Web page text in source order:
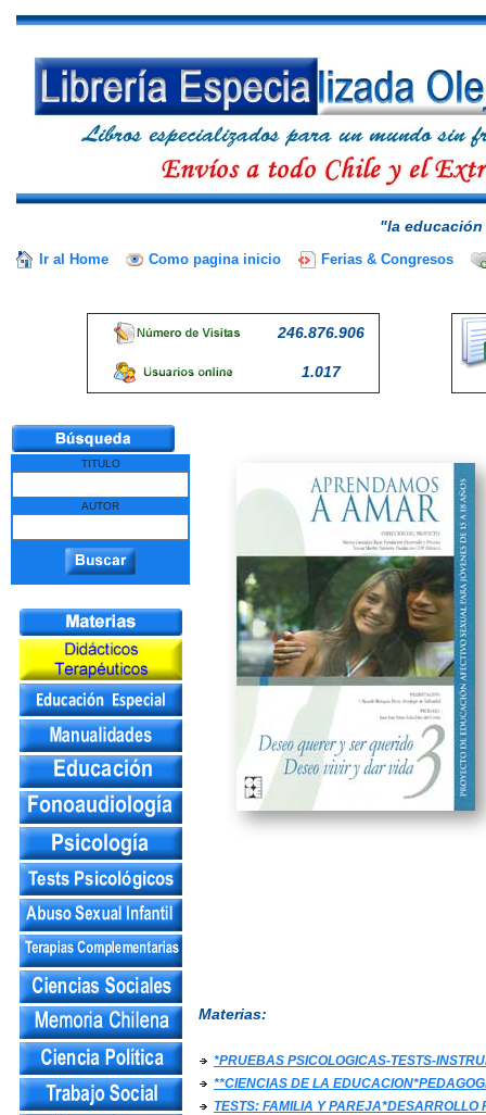
"la
Ir al Home Como pagina inicio Ferias & Congresos
246.876.906
1.017
TITULO
AUTOR
Materias:
*PRUEBAS PSICOLOGICAS-TESTS-
**CIENCIAS DE LA
TESTS: FAMILIA Y PAREJA*DESARROLLO